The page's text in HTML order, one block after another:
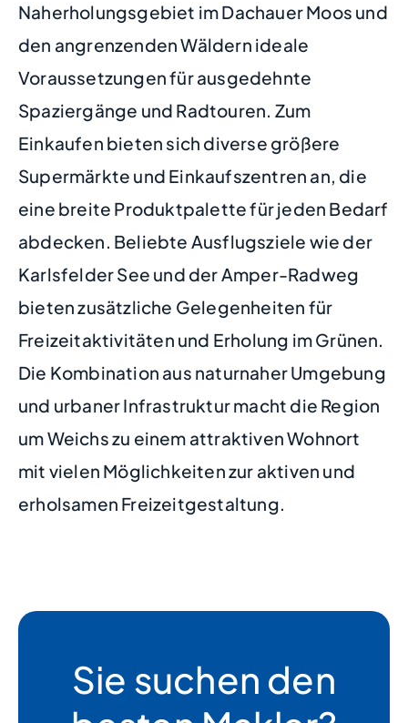
Naherholungsgebiet im Dachauer Moos und
den angrenzenden Wäldern ideale
Voraussetzungen für ausgedehnte
Spaziergänge und Radtouren. Zum
Einkaufen bieten sich diverse größere
Supermärkte und Einkaufszentren an, die
eine breite Produktpalette für jeden Bedarf
abdecken. Beliebte Ausflugsziele wie der
Karlsfelder See und der Amper-Radweg
bieten zusätzliche Gelegenheiten für
Freizeitaktivitäten und Erholung im Grünen.
Die Kombination aus naturnaher Umgebung
und urbaner Infrastruktur macht die Region
um Weichs zu einem attraktiven Wohnort
mit vielen Möglichkeiten zur aktiven und
erholsamen Freizeitgestaltung.
Sie suchen den